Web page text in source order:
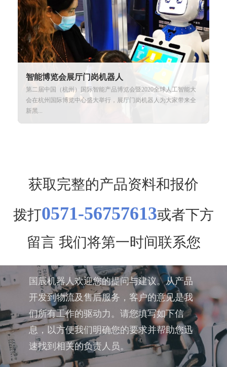
智能博览会展厅门岗机器人
第二届中国（杭州）国际智能产品博览会暨2020全球人工智能大
会在杭州国际博览中心盛大举行，展厅门岗机器人为大家带来全
新黑...
获取完整的产品资料和报价
拨打0571-56757613或者下方
留言 我们将第一时间联系您
国辰机器人欢迎您的提问与建议。从产品
开发到物流及售后服务，客户的意见是我
们所有工作的驱动力。请您填写如下信
息，以方便我们明确您的要求并帮助您迅
速找到相关的负责人员。